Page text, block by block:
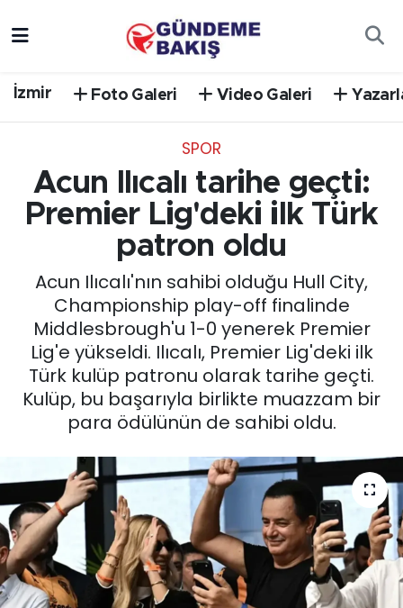
İzmir Foto Galeri Video Galeri
SPOR
Acun Ilıcalı tarihe geçti:
Premier Lig'deki ilk Türk
patron oldu
Acun Ilıcalı'nın sahibi olduğu Hull City,
Championship play-off finalinde
Middlesbrough'u 1-0 yenerek Premier
Lig'e yükseldi. Ilıcalı, Premier Lig'deki ilk
Türk kulüp patronu olarak tarihe geçti.
Kulüp, bu başarıyla birlikte muazzam bir
para ödülünün de sahibi oldu.
EGE
EKONOMİ
English News
GÜNCEL
KÜLTÜR SANAT
MAGAZİN
POLİTİKA
SAĞLIK
Süper Lig Puan Durumu ve Fikstür
Tüm Manşetler
Son Dakika Haberleri
Haber Arşivi